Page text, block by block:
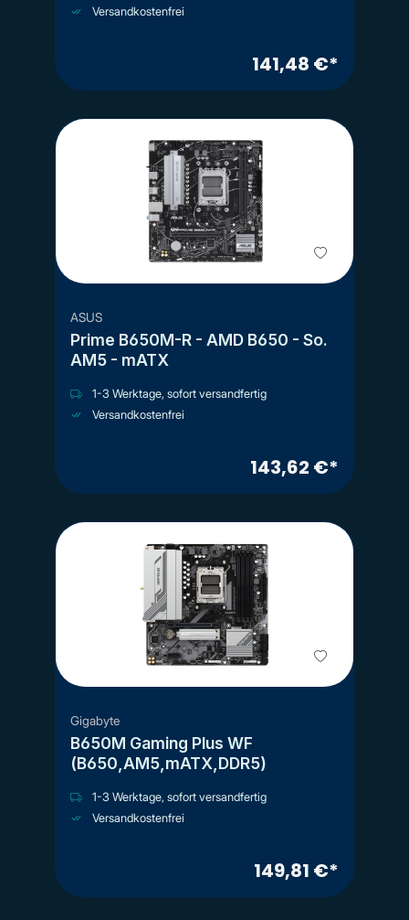
Versandkostenfrei
141,48 €*
ASUS
Prime B650M-R - AMD B650 - So.
AM5 - mATX
1-3 Werktage, sofort versandfertig
Versandkostenfrei
143,62 €*
Gigabyte
B650M Gaming Plus WF
(B650,AM5,mATX,DDR5)
1-3 Werktage, sofort versandfertig
Versandkostenfrei
149,81 €*